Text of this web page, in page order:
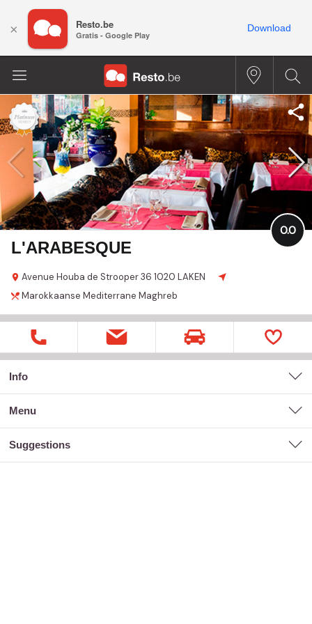
L'ARABESQUE
Avenue Houba de Strooper36 1020 LAKEN
0.0
Marokkaanse Mediterrane Maghreb
Info
menu
suggestions
× Resto.be
Gratis - Google Play
Download